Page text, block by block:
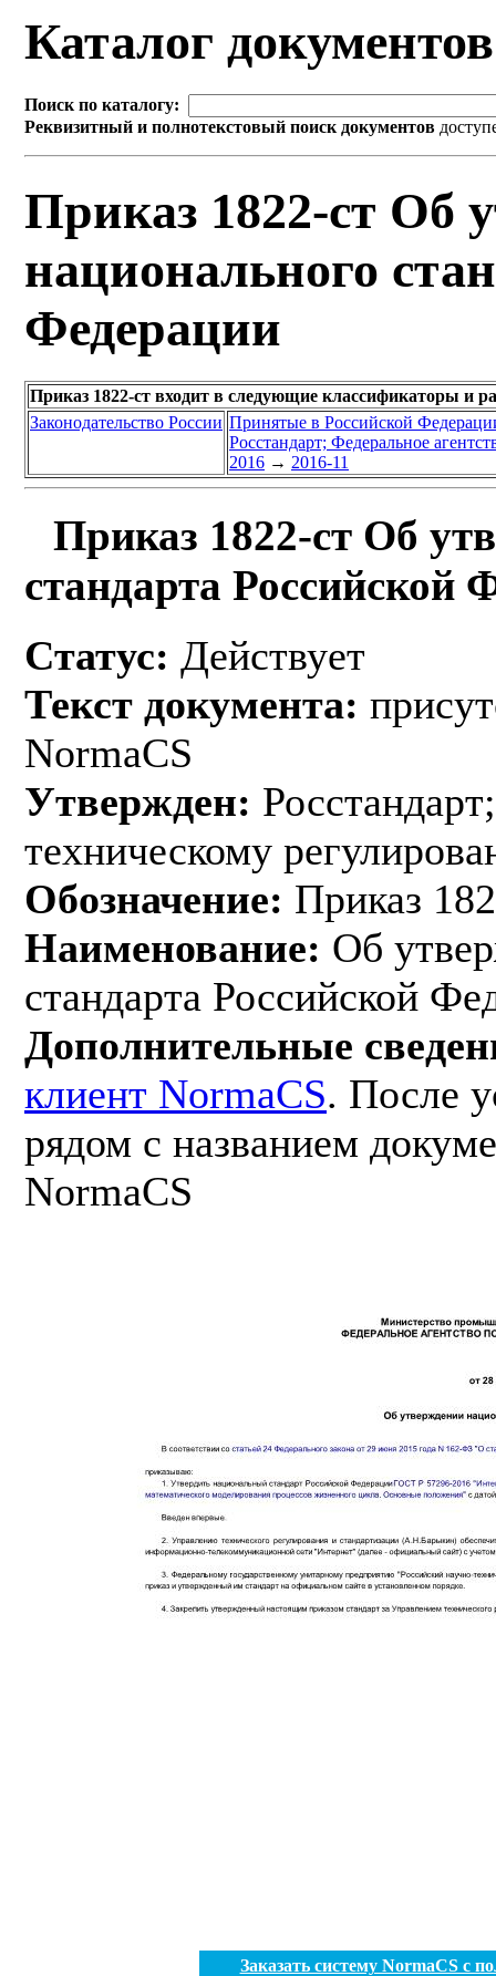
Каталог
Поиск по каталогу:
Реквизитный и полнотекстовый поиск документов
Приказ 1822-ст Об
национального
Федерации
Приказ 1822-ст входит в следующие классификаторы и
Законодательство России Принятые в Российской
Росстандарт; Федеральное
2016 → 2016-11
Приказ 1822-ст Об
стандарта Российской
Статус: Действует
Текст документа:
NormaCS
Утвержден:
техническому
Обозначение: Приказ
Наименование: Об
стандарта Российской
Дополнительные
клиент NormaCS. После
рядом с названием
NormaCS
Заказать систему NormaCS с